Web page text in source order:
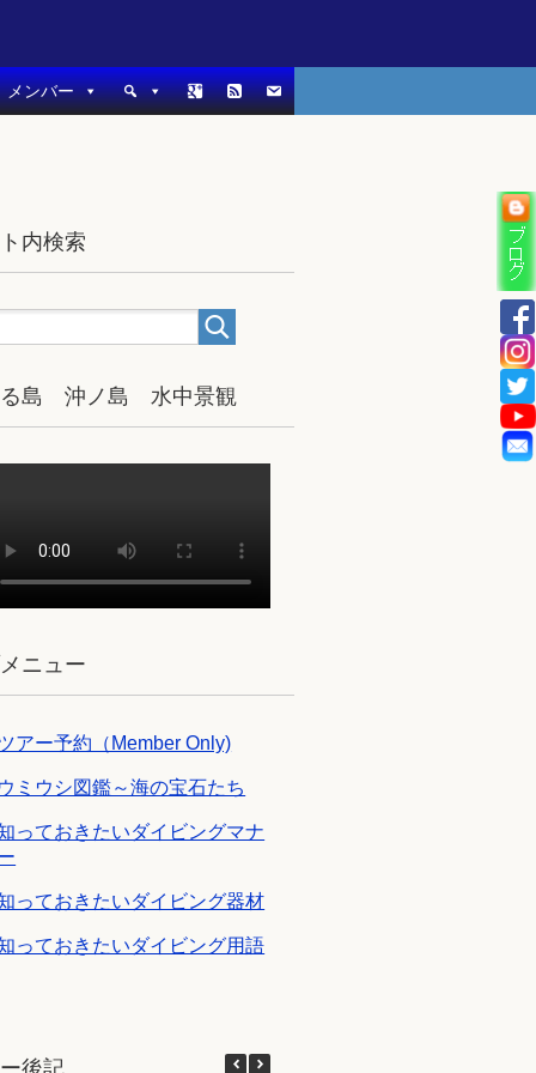
メンバー
内検索
る島 沖ノ島 水中景観
ニュー
アー予約（Member Only)
ウミウシ図鑑～海の宝石たち
っておきたいダイビングマナ
っておきたいダイビング器材
っておきたいダイビング用語